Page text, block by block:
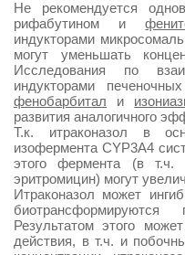
Не рекомендуется
рифабутином и
индукторами
могут уменьшать
Исследования по
индукторами
фенобарбитал и
развития аналогичного
Т.к. итраконазол в
изофермента CYP3A4
этого фермента (в т.ч.
эритромицин) могут
Итраконазол может
Результатом этого
действия, в т.ч. и